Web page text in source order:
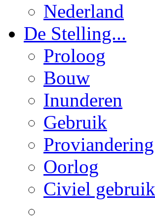
Nederland
De Stelling...
Proloog
Bouw
Inunderen
Gebruik
Proviandering
Oorlog
Civiel gebruik